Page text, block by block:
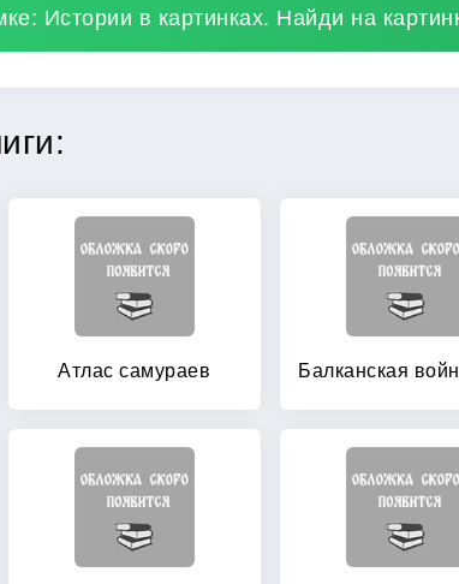
Истории в картинках. Найди на
Атлас самураев